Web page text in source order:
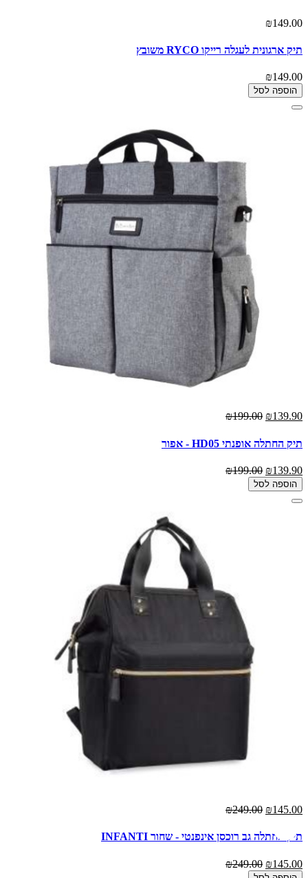
₪149.00
תיק ארגונית לעגלה רייקו RYCO משובץ
₪149.00
הוספה לסל
₪139.90
₪199.00
תיק החתלה אופנתי HD05 - אפור
₪139.90
₪199.00
הוספה לסל
₪145.00
₪249.00
תיק החתלה גב רוכסן אינפנטי - שחור INFANTI
₪145.00
₪249.00